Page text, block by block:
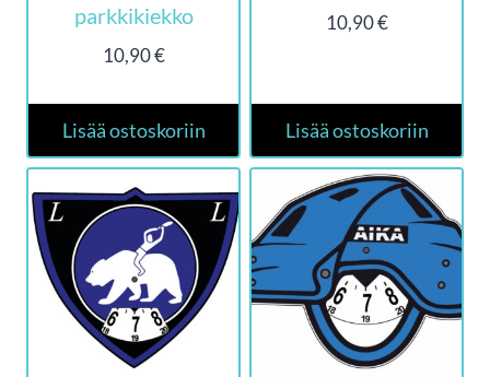
parkkikiekko
10,90€
Lisää ostoskoriin
10,90€
Lisää ostoskoriin